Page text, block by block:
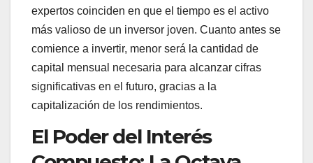
expertos coinciden en que el tiempo es el activo
más valioso de un inversor joven. Cuanto antes se
comience a invertir, menor será la cantidad de
capital mensual necesaria para alcanzar cifras
significativas en el futuro, gracias a la
capitalización de los rendimientos.
El Poder del Interés